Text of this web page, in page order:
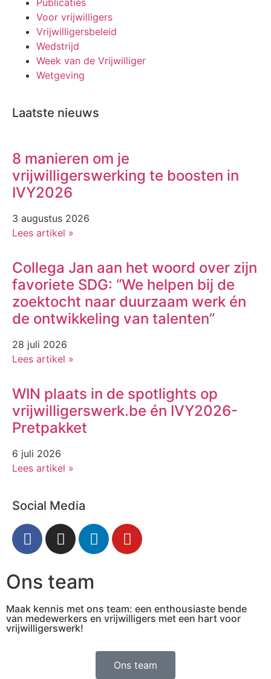
Publicaties
Voor vrijwilligers
Vrijwilligersbeleid
Wedstrijd
Week van de Vrijwilliger
Wetgeving
Laatste nieuws
8 manieren om je
vrijwilligerswerking te boosten in
IVY2026
3 augustus 2026
Lees artikel »
Collega Jan aan het woord over zijn
favoriete SDG: “We helpen bij de
zoektocht naar duurzaam werk én
de ontwikkeling van talenten”
28 juli 2026
Lees artikel »
WIN plaats in de spotlights op
vrijwilligerswerk.be én IVY2026-
Pretpakket
6 juli 2026
Lees artikel »
Social Media
Ons team
Maak kennis met ons team: een enthousiaste bende
van medewerkers en vrijwilligers met een hart voor
vrijwilligerswerk!
Ons team